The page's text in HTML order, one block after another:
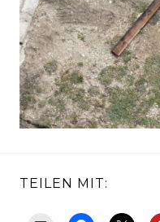
TEILEN MIT: